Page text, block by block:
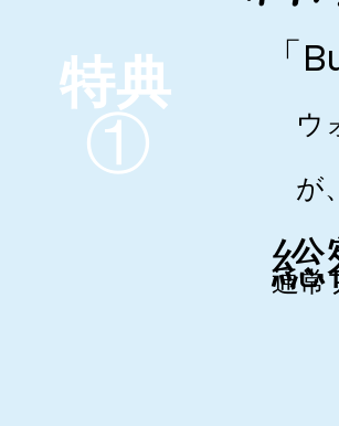
ウ
が、
通常
特典
​①
「
総